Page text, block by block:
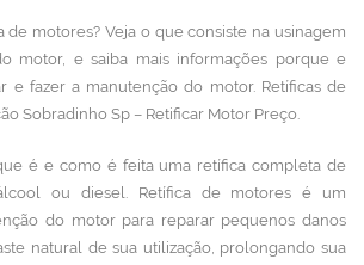
de motores? Veja o que consiste na usinagem
motor, e saiba mais informações porque e
e fazer a manutenção do motor. Retíficas de
Sobradinho Sp – Retificar Motor Preço.
é e como é feita uma retífica completa de
ou diesel. Retífica de motoresé um
do motor para reparar pequenos danos
natural de sua utilização, prolongando sua